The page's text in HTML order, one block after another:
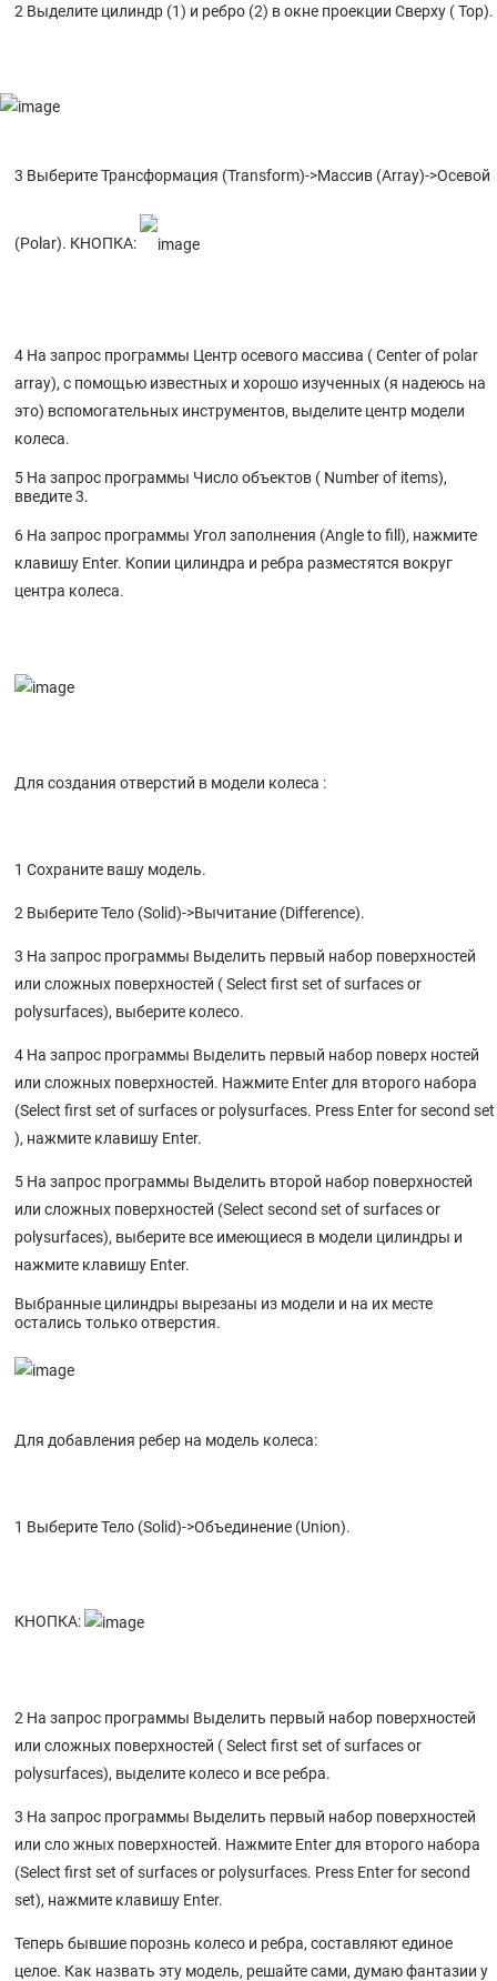
2 Выделите цилиндр (1) и ребро (2) в окне проекции Сверху ( Top).
3 Выберите Трансформация (Transform)->Массив (Array)->Осевой
(Polar). КНОПКА:
4 На запрос программы Центр осевого массива ( Center of polar
array), с помощью известных и хорошо изученных (я надеюсь на
это) вспомогательных инструментов, выделите центр модели
колеса.
5 На запрос программы Число объектов ( Number of items),
введите 3.
6 На запрос программы Угол заполнения (Angle to fill), нажмите
клавишу Enter. Копии цилиндра и ребра разместятся вокруг
центра колеса.
Для создания отверстий в модели колеса :
1 Сохраните вашу модель.
2 Выберите Тело (Solid)->Вычитание (Difference).
3 На запрос программы Выделить первый набор поверхностей
или сложных поверхностей ( Select first set of surfaces or
polysurfaces), выберите колесо.
4 На запрос программы Выделить первый набор поверх ностей
или сложных поверхностей. Нажмите Enter для второго набора
(Select first set of surfaces or polysurfaces. Press Enter for second set
), нажмите клавишу Enter.
5 На запрос программы Выделить второй набор поверхностей
или сложных поверхностей (Select second set of surfaces or
polysurfaces), выберите все имеющиеся в модели цилиндры и
нажмите клавишу Enter.
Выбранные цилиндры вырезаны из модели и на их месте
остались только отверстия.
Для добавления ребер на модель колеса:
1 Выберите Тело (Solid)->Объединение (Union).
КНОПКА:
2 На запрос программы Выделить первый набор поверхностей
или сложных поверхностей ( Select first set of surfaces or
polysurfaces), выделите колесо и все ребра.
3 На запрос программы Выделить первый набор поверхностей
или сло жных поверхностей. Нажмите Enter для второго набора
(Select first set of surfaces or polysurfaces. Press Enter for second
set), нажмите клавишу Enter.
Теперь бывшие порознь колесо и ребра, составляют единое
целое. Как назвать эту модель, решайте сами, думаю фантазии у
Заключение
Упражнение 70 – Настройка панелей инструментов
16 ПАНЕЛИ ИНСТРУМЕНТОВ
Упражнение 69 – Тренируемся работать со свойствами документа
Свойства документа
Упражнение 68 – Тренируемся работать с опциями
Опции
Упражнение 66 – Тренируемся создавать двухмерные изображения
модели
Двухмерное представление трехмерной модели
Упражнение 64 – Тренируемся визуализировать модель
Упражнение 63 – Тренируемся создавать сетки для экспорта
Упражнение 62 – Экспорт моделей
Общие сведения
Упражнение 60 – Создание игрушечного молотка
Упражнение 57 - Использование команды растягивания по 2
направляющим
направляющей
Упражнение 55 – Использование вращения по направляющей
Упражнение 54 – Поверхности вращения
Упражнение 53 – Лофтинг поверхностей.
радиотелефона)
Упражнение 51 – Основные приемы создания поверхностей